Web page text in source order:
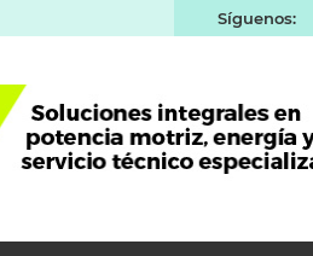
Síguenos: